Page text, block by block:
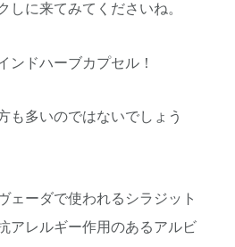
しに来てみてくださいね。
ンドハーブカプセル！
も多いのではないでしょう
ェーダで使われるシラジット
アレルギー作用のあるアルビ